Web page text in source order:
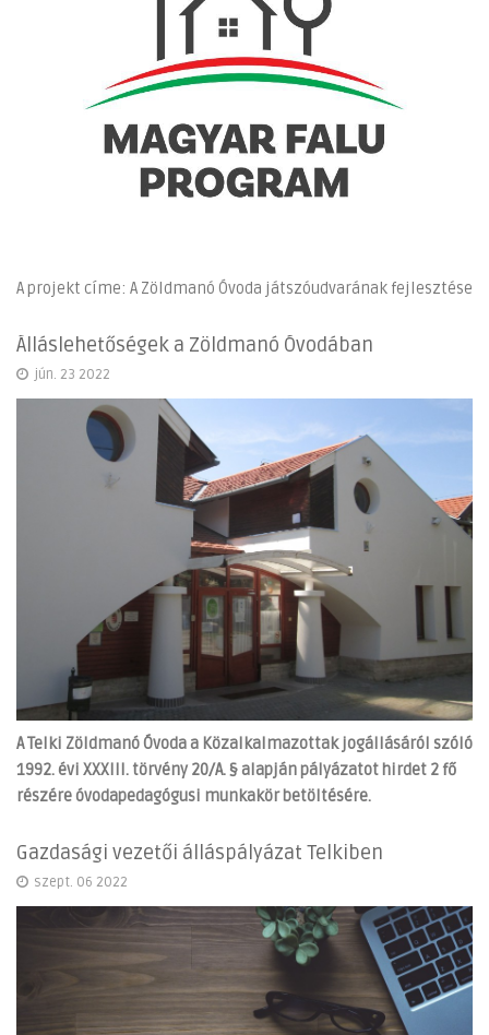
A projekt címe: A Zöldmanó Óvoda játszóudvarának fejlesztése
Álláslehetőségek a Zöldmanó Óvodában
jún. 23 2022
A Telki Zöldmanó Óvoda a Közalkalmazottak jogállásáról szóló
1992. évi XXXIII. törvény 20/A. § alapján pályázatot hirdet 2 fő
részére óvodapedagógusi munkakör betöltésére.
Gazdasági vezetői álláspályázat Telkiben
szept. 06 2022